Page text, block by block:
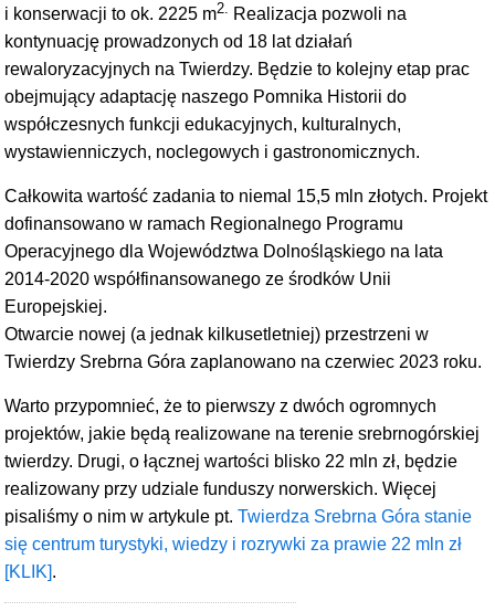
i konserwacji to ok. 2225 m2.
Realizacja pozwoli na
kontynuację prowadzonych od 18 lat działań
rewaloryzacyjnych na Twierdzy. Będzie to kolejny etap prac
obejmujący adaptację naszego Pomnika Historii do
współczesnych funkcji edukacyjnych, kulturalnych,
wystawienniczych, noclegowych i gastronomicznych.
Całkowita wartość zadania to niemal 15,5 mln złotych. Projekt
dofinansowano w ramach Regionalnego Programu
Operacyjnego dla Województwa Dolnośląskiego na lata
2014-2020 współfinansowanego ze środków Unii
Europejskiej.
Otwarcie nowej (a jednak kilkusetletniej) przestrzeni w
Twierdzy Srebrna Góra zaplanowano na czerwiec 2023 roku.
Warto przypomnieć, że to pierwszy z dwóch ogromnych
projektów, jakie będą realizowane na terenie srebrnogórskiej
twierdzy. Drugi, o łącznej wartości blisko 22 mln zł, będzie
realizowany przy udziale funduszy norwerskich. Więcej
pisaliśmy o nim w artykule pt.Twierdza Srebrna Góra stanie
się centrum turystyki, wiedzy i rozrywki za prawie 22 mln zł
[KLIK].